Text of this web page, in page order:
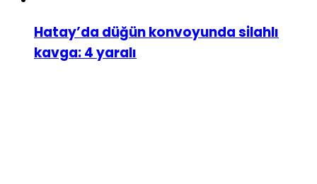
Hatay’da düğün konvoyunda silahlı
kavga: 4 yaralı